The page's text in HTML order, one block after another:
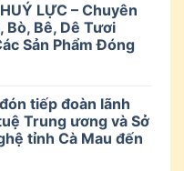
LỰC – Chuyên
Bò, Bê, Dê Tươi
Sản Phẩm Đóng
tiếp đoàn lãnh
Trung ương và Sở
tỉnh Cà Mau đến